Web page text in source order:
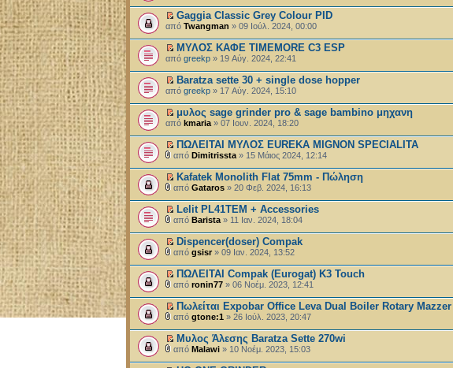
Gaggia Classic Grey Colour PID
από Twangman » 09 Ιούλ. 2024, 00:00
ΜΥΛΟΣ ΚΑΦΕ TIMEMORE C3 ESP
από greekp » 19 Αύγ. 2024, 22:41
Baratza sette 30 + single dose hopper
από greekp » 17 Αύγ. 2024, 15:10
μυλος sage grinder pro & sage bambino μηχανη
από kmaria » 07 Ιουν. 2024, 18:20
ΠΩΛΕΙΤΑΙ ΜΥΛΟΣ EUREKA MIGNON SPECIALITA
από Dimitrissta » 15 Μάιος 2024, 12:14
Kafatek Monolith Flat 75mm - Πώληση
από Gataros » 20 Φεβ. 2024, 16:13
Lelit PL41TEM + Accessories
από Barista » 11 Ιαν. 2024, 18:04
Dispencer(doser) Compak
από gsisr » 09 Ιαν. 2024, 13:52
ΠΩΛΕΙΤΑΙ Compak (Eurogat) K3 Touch
από ronin77 » 06 Νοέμ. 2023, 12:41
Πωλείται Expobar Office Leva Dual Boiler Rotary
από gtone:1 » 26 Ιούλ. 2023, 20:47
Μυλος Άλεσης Baratza Sette 270wi
από Malawi » 10 Νοέμ. 2023, 15:03